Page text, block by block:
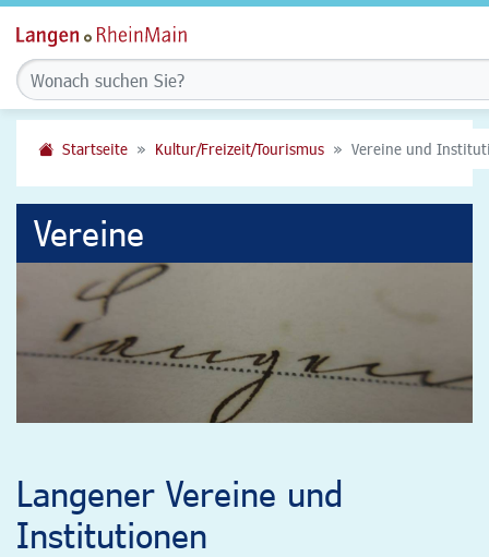
Startseite Kultur/Freizeit/Tourismus Vereine und
Vereine
Langener Vereine und
Institutionen